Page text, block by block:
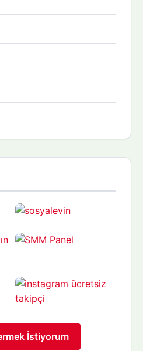
İstiyorum